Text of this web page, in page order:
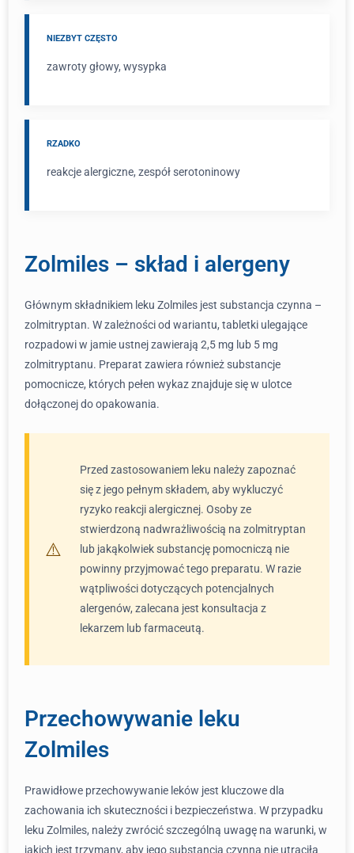
NIEZBYT CZĘSTO
zawroty głowy, wysypka
RZADKO
reakcje alergiczne, zespół serotoninowy
Zolmiles – skład i alergeny
Głównym składnikiem leku Zolmiles jest substancja czynna –
zolmitryptan. W zależności od wariantu, tabletki ulegające
rozpadowi w jamie ustnej zawierają 2,5 mg lub 5 mg
zolmitryptanu. Preparat zawiera również substancje
pomocnicze, których pełen wykaz znajduje się w ulotce
dołączonej do opakowania.
Przed zastosowaniem leku należy zapoznać
się z jego pełnym składem, aby wykluczyć
ryzyko reakcji alergicznej. Osoby ze
stwierdzoną nadwrażliwością na zolmitryptan
lub jakąkolwiek substancję pomocniczą nie
powinny przyjmować tego preparatu. W razie
wątpliwości dotyczących potencjalnych
alergenów, zalecana jest konsultacja z
lekarzem lub farmaceutą.
Przechowywanie leku
Zolmiles
Prawidłowe przechowywanie leków jest kluczowe dla
zachowania ich skuteczności i bezpieczeństwa. W przypadku
leku Zolmiles, należy zwrócić szczególną uwagę na warunki, w
jakich jest trzymany, aby jego substancja czynna nie utraciła